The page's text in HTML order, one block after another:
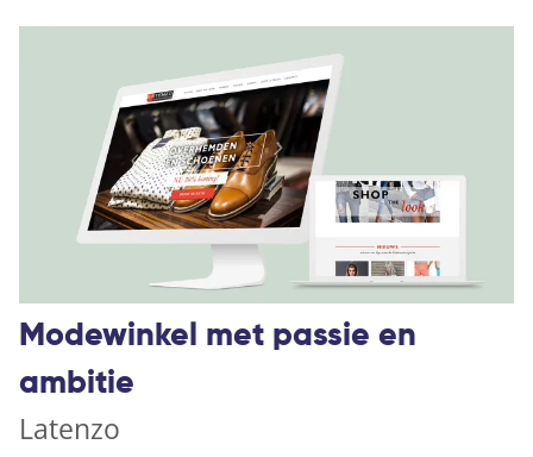
Modewinkel met passie en
ambitie
Latenzo